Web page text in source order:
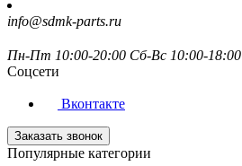
info@sdmk-parts.ru
Пн-Пт 10:00-20:00 Сб-Вс 10:00-18:00
Соцсети
Вконтакте
Заказать звонок
Популярные категории